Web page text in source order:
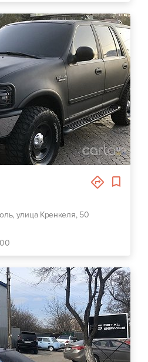
улица Кренкеля, 50